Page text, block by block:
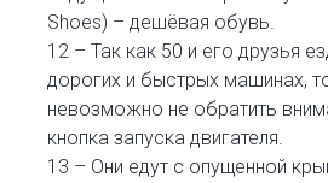
Shoes) – дешёвая обувь.
12 – Так как 50 и его друзья
дорогих и быстрых машинах,
невозможно не обратить
кнопка запуска двигателя.
13 – Они едут с опущенной